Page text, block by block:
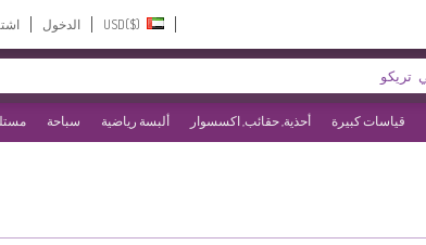
الدخول
قياسات كبيرة أحذية, حقائب, اكسسوار ألبسة رياضية سباحة